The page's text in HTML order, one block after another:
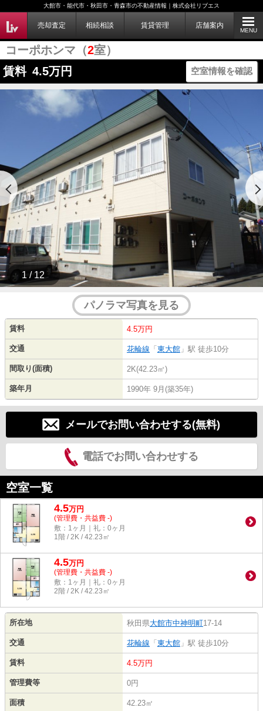
大館市・能代市・秋田市・青森市の不動産情報｜株式会社リブエス
売却査定 相続相談 賃貸管理 店舗案内
MENU
コーポホンマ（2室）
賃料 4.5万円 空室情報を確認
1 / 12
パノラマ写真を見る
賃料 4.5万円
交通 花輪線 「 東大館 」駅 徒歩10分
間取り(面積) 2K(42.23㎡)
築年月 1990年 9月(築35年)
メールでお問い合わせする(無料)
電話でお問い合わせする
空室一覧
4.5万円
(管理費・共益費 -)
敷：1ヶ月｜礼：0ヶ月
1階 / 2K / 42.23㎡
4.5万円
(管理費・共益費 -)
敷：1ヶ月｜礼：0ヶ月
2階 / 2K / 42.23㎡
所在地 秋田県大館市中神明町17-14
交通 花輪線 「 東大館 」駅 徒歩10分
賃料 4.5万円
管理費等 0円
面積 42.23㎡